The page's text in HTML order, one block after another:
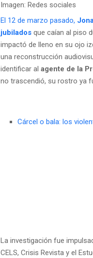
Imagen: Redes sociales
El 12 de marzo pasado,
jubilados que caían al piso
impactó de lleno en su ojo
una reconstrucción
identificar al agente de la
no trascendió, su rostro ya
Cárcel o bala: los
La investigación fue
CELS, Crisis Revista y el